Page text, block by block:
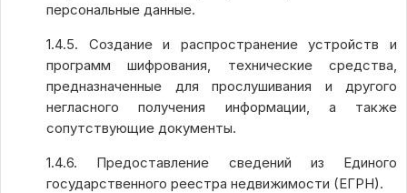
персональные данные.
1.4.5. Создание и распространение устройств и
программ шифрования, технические средства,
предназначенные для прослушивания и другого
негласного получения информации, а также
сопутствующие документы.
1.4.6. Предоставление сведений из Единого
государственного реестра недвижимости (ЕГРН).